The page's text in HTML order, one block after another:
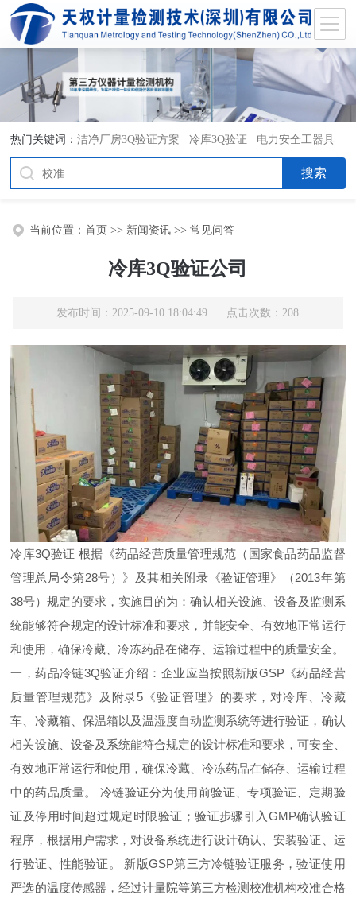
热门关键词：洁净厂房3Q验证方案 冷库3Q验证
电力安全工器具
检测
灭菌柜3Q验证操作方法 3Q验证
当前位置：首页 >> 新闻资讯 >>常见问答
冷库3Q验证公司
发布时间：2025-09-10 18:04:49 点击次数：208
冷库3Q验证 根据《药品经营质量管理规范（国家食品药品监督
管理总局令第28号）》及其相关附录《验证管理》（2013年第
38号）规定的要求，实施目的为：确认相关设施、设备及监测系
统能够符合规定的设计标准和要求，并能安全、有效地正常运行
和使用，确保冷藏、冷冻药品在储存、运输过程中的质量安全。
一，药品冷链3Q验证介绍：企业应当按照新版GSP《药品经营
质量管理规范》及附录5《验证管理》的要求，对冷库、冷藏
车、冷藏箱、保温箱以及温湿度自动监测系统等进行验证，确认
相关设施、设备及系统能符合规定的设计标准和要求，可安全、
有效地正常运行和使用，确保冷藏、冷冻药品在储存、运输过程
中的药品质量。 冷链验证分为使用前验证、专项验证、定期验
证及停用时间超过规定时限验证；验证步骤引入GMP确认验证
程序，根据用户需求，对设备系统进行设计确认、安装验证、运
行验证、性能验证。 新版GSP第三方冷链验证服务，验证使用
严选的温度传感器，经过计量院等第三方检测校准机构校准合格